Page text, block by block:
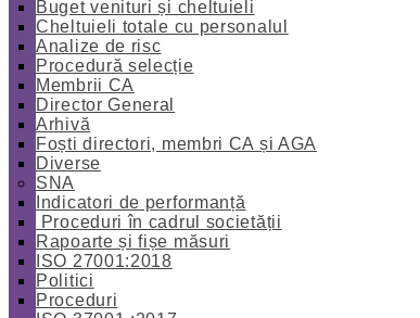
Buget venituri și cheltuieli
Cheltuieli totale cu personalul
Analize de risc
Procedură selecție
Membrii CA
Director General
Arhivă
Foști directori, membri CA și AGA
Diverse
SNA
Indicatori de performanță
Proceduri în cadrul societății
Rapoarte și fișe măsuri
ISO 27001:2018
Politici
Proceduri